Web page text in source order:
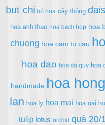
but chi bó hoa cây thông
hoa anh thao hoa bach hop hoa
chuong hoa cam tu cau
hoa dao hoa da quy hoa
handmade hoa hong
lan hoa ly hoa mai hoa oai
tulip lotus orchid quà 20/